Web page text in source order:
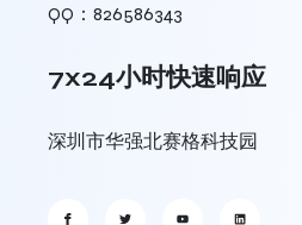
QQ：826586343
7x24小时快速响应
深圳市华强北赛格科技园